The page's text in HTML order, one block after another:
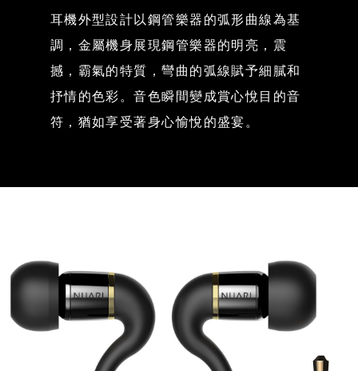
耳機外型設計以鋼管樂器的弧形曲線為基
調，金屬機身展現鋼管樂器的明亮，震
撼，霸氣的特質，彎曲的弧線賦予細膩和
抒情的色彩。音色瞬間變成賞心悅目的音
符，猶如享受著身心愉悅的盛宴。